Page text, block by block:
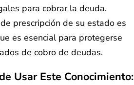
para cobrar la deuda.
prescripción de su estado es
es esencial para protegerse
de cobro de deudas.
Usar Este Conocimiento: